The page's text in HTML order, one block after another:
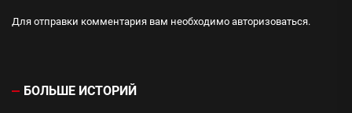
Для отправки комментария вам необходимо авторизоваться.
БОЛЬШЕ ИСТОРИЙ